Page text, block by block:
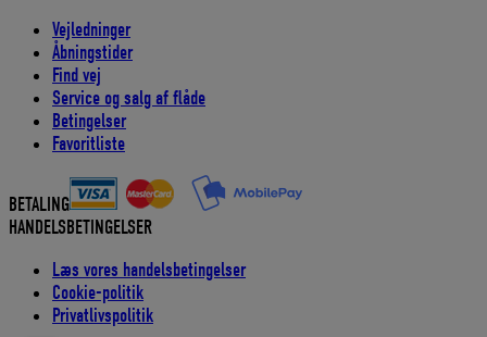
Vejledninger
Åbningstider
Find vej
Service og salg af flåde
Betingelser
Favoritliste
BETALING
HANDELSBETINGELSER
Læs vores handelsbetingelser
Cookie-politik
Privatlivspolitik